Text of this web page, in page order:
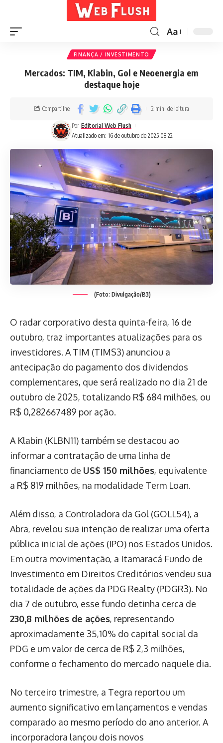
Aa
FINANÇA / INVESTIMENTO
Mercados: TIM, Klabin, Gol e Neoenergia em
destaque hoje
Atualizado em: 16 de outubro de 2025 08:22
Por Editorial Web Flush
Compartilhe 2 min. de leitura
(Foto: Divulgação/B3)
O radar corporativo desta quinta-feira, 16 de
outubro, traz importantes atualizações para os
investidores. A TIM (TIMS3) anunciou a
antecipação do pagamento dos dividendos
complementares, que será realizado no dia 21 de
outubro de 2025, totalizando R$ 684 milhões, ou
R$ 0,282667489 por ação.
A Klabin (KLBN11) também se destacou ao
informar a contratação de uma linha de
financiamento de US$ 150 milhões, equivalente
a R$ 819 milhões, na modalidade Term Loan.
Além disso, a Controladora da Gol (GOLL54), a
Abra, revelou sua intenção de realizar uma oferta
pública inicial de ações (IPO) nos Estados Unidos.
Em outra movimentação, a Itamaracá Fundo de
Investimento em Direitos Creditórios vendeu sua
totalidade de ações da PDG Realty (PDGR3). No
dia 7 de outubro, esse fundo detinha cerca de
230,8 milhões de ações, representando
aproximadamente 35,10% do capital social da
PDG e um valor de cerca de R$ 2,3 milhões,
conforme o fechamento do mercado naquele dia.
No terceiro trimestre, a Tegra reportou um
aumento significativo em lançamentos e vendas
comparado ao mesmo período do ano anterior. A
incorporadora lançou dois novos